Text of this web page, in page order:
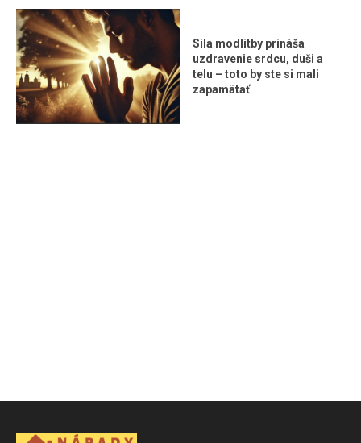
Sila modlitby prináša
uzdravenie srdcu, duši a
telu – toto by ste si mali
zapamätať